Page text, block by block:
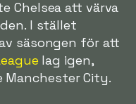
Chelsea att värva
I stället
säsongen för att
lag igen,
City.